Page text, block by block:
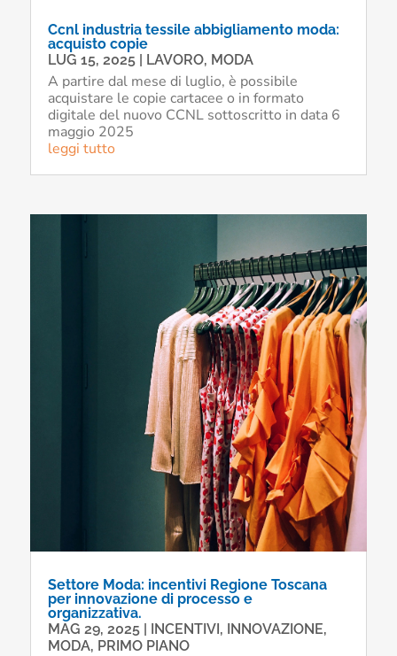
Ccnl industria tessile abbigliamento moda:
acquisto copie
LUG 15, 2025| LAVORO, MODA
A partire dal mese di luglio, è possibile
acquistare le copie cartacee o in formato
digitale del nuovo CCNL sottoscritto in data 6
maggio 2025
leggi tutto
Settore Moda: incentivi Regione Toscana
per innovazione di processo e
organizzativa.
MAG 29, 2025| INCENTIVI, INNOVAZIONE,
MODA, PRIMO PIANO